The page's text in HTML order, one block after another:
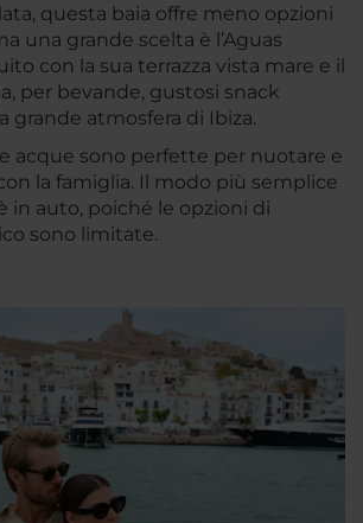
questa baia offre meno opzioni
una grande scelta è l’Aguas
con la sua terrazza vista mare e il
per bevande, gustosi snack
grande atmosfera di Ibiza.
acque sono perfette per nuotare e
la famiglia. Il modo più semplice
in auto, poiché le opzioni di
sono limitate.